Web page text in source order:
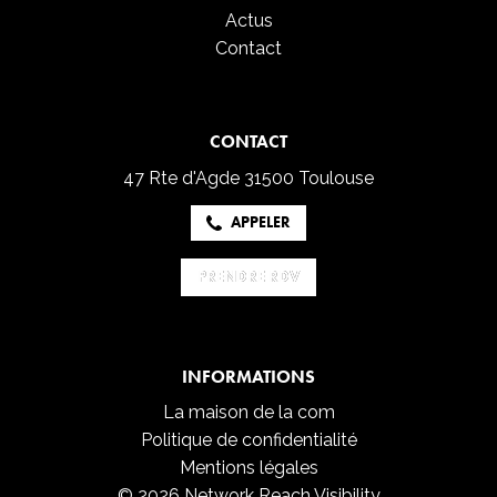
Actus
Contact
CONTACT
47 Rte d'Agde 31500 Toulouse
APPELER
PRENDRE RDV
PRENDRE RDV
INFORMATIONS
La maison de la com
Politique de confidentialité
Mentions légales